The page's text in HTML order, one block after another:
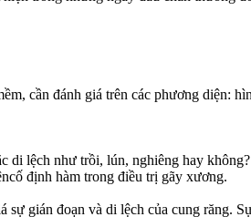
cần đánh giá trên các phương diện:
di lệch như trồi, lún, nghiêng hay
định hàm trong điều trị gãy xương.
sự gián đoạn và di lệch của cung răng.